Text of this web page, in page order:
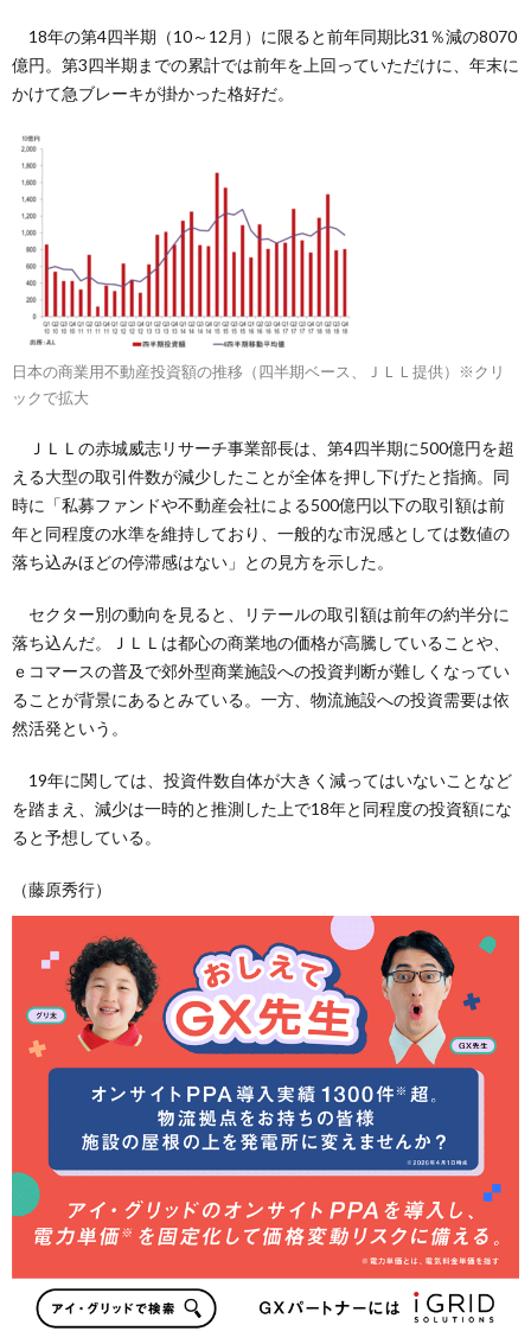
18年の第4四半期（10～12月）に限ると前年同期比31％減の8070
億円。第3四半期までの累計では前年を上回っていただけに、年末に
かけて急ブレーキが掛かった格好だ。
日本の商業用不動産投資額の推移（四半期ベース、ＪＬＬ提供）※クリ
ックで拡大
ＪＬＬの赤城威志リサーチ事業部長は、第4四半期に500億円を超
える大型の取引件数が減少したことが全体を押し下げたと指摘。同
時に「私募ファンドや不動産会社による500億円以下の取引額は前
年と同程度の水準を維持しており、一般的な市況感としては数値の
落ち込みほどの停滞感はない」との見方を示した。
セクター別の動向を見ると、リテールの取引額は前年の約半分に
落ち込んだ。ＪＬＬは都心の商業地の価格が高騰していることや、
ｅコマースの普及で郊外型商業施設への投資判断が難しくなってい
ることが背景にあるとみている。一方、物流施設への投資需要は依
然活発という。
19年に関しては、投資件数自体が大きく減ってはいないことなど
を踏まえ、減少は一時的と推測した上で18年と同程度の投資額にな
ると予想している。
（藤原秀行）